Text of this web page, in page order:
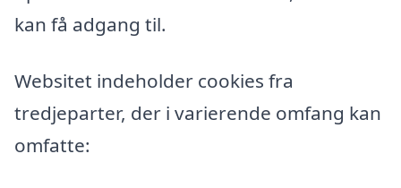
kan få adgang til.
Websitet indeholder cookies fra
tredjeparter, der i varierende omfang kan
omfatte: